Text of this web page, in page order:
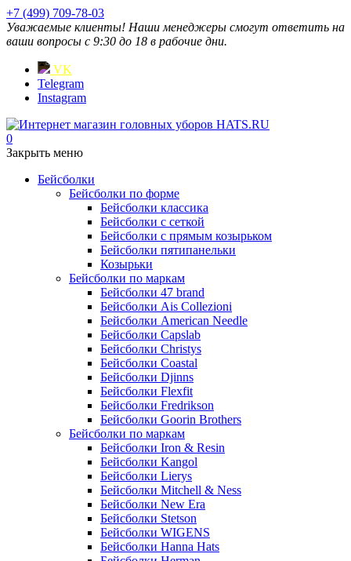
+7 (499) 709-78-03
Уважаемые клиенты! Наши менеджеры смогут ответить на
ваши вопросы с 9:30 до 18 в рабочие дни.
VK
Telegram
Instagram
0
Закрыть меню
Бейсболки
Бейсболки по форме
Бейсболки классика
Бейсболки с сеткой
Бейсболки с прямым козырьком
Бейсболки пятипанельки
Козырьки
Бейсболки по маркам
Бейсболки 47 brand
Бейсболки Ais Collezioni
Бейсболки American Needle
Бейсболки Capslab
Бейсболки Christys
Бейсболки Coastal
Бейсболки Djinns
Бейсболки Flexfit
Бейсболки Fredrikson
Бейсболки Goorin Brothers
Бейсболки по маркам
Бейсболки Iron & Resin
Бейсболки Kangol
Бейсболки Lierys
Бейсболки Mitchell & Ness
Бейсболки New Era
Бейсболки Stetson
Бейсболки WIGENS
Бейсболки Hanna Hats